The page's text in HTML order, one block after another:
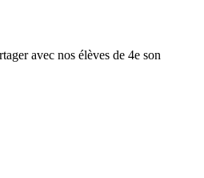
avec nos élèves de 4e son